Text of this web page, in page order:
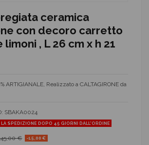
ceramica
con decoro carretto
limoni , L 26 cm x h 21
ARTIGIANALE, Realizzato a CALTAGIRONE da
SBAKA0024
SPEDIZIONE DOPO 45 GIORNI DALL'ORDINE
€ -15,00 €